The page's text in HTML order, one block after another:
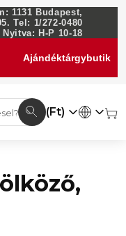
1131 Budapest,
Tel: 1/272-0480
Nyitva: H-P 10-18
Ajándéktárgybutik
(Ft)